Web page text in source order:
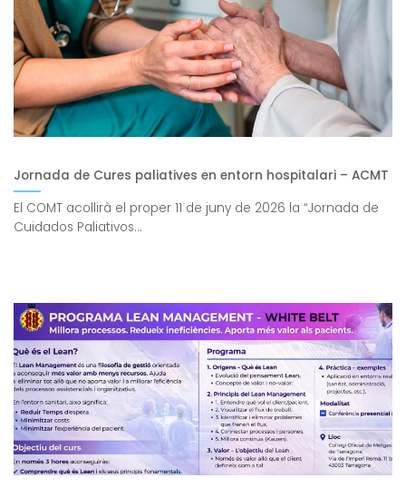
Jornada de Cures paliatives en entorn hospitalari – ACMT
El COMT acollirà el proper 11 de juny de 2026 la “Jornada de
Cuidados Paliativos...